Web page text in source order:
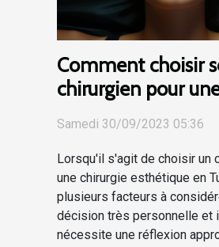
Comment choisir
chirurgien pour
chirurgie esthétique
Tunisie
Samedi 30/09/2023 05:36
Lorsqu'il s'agit de choisir un
une chirurgie esthétique en
plusieurs facteurs à
décision très personnelle et
nécessite une réflexion